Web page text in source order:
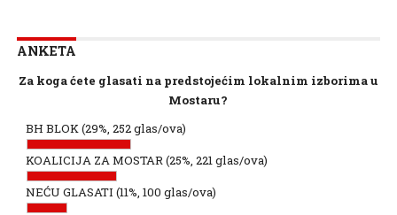
ANKETA
Za koga ćete glasati na predstojećim lokalnim izborima u
Mostaru?
BH BLOK(29%, 252 glas/ova)
KOALICIJA ZA MOSTAR(25%, 221 glas/ova)
NEĆU GLASATI (11%, 100 glas/ova)